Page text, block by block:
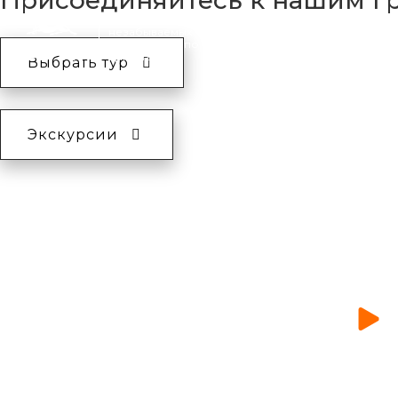
Дагестану
Выбрать тур
Экскурсии